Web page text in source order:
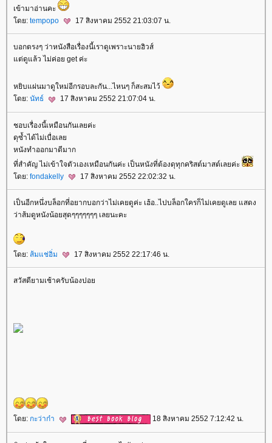
เข้ามาอ่านคะ
ดย: tempopo 17 สิงหาคม 2552 21:03:07 น.
บอกตรงๆ ว่าหนังสือเรื่องนี้เราดูเพราะนายฮิวส์
ต่ดูแล้ว ไม่ค่อย get ค่ะ
หยิบแผ่นมาดูใหม่อีกรอบละกัน...ไหนๆ ก็สะสมไว้
ดย: นัทธ์ 17 สิงหาคม 2552 21:07:04 น.
ชอบเรื่องนี้เหมือนกันเลยค่ะ
ดุซ้ำได้ไม่เบื่อเล
หนังทำออกมาดีมาก
ที่สำคัญ ไม่เข้าใจตัวเองเหมือนกันค่ะ เป็นหนังที่ต้องดุทุกคริสต์มาสต์เลยค่ะ
ดย: fondakelly 17 สิงหาคม 2552 22:02:32 น.
เป็นอีกหนึ่งบล็อกที่อยากบอกว่าไม่เคยดูค่ะ เฮ้อ..ไปบล็อกใครก็ไม่เคยดูเลย แสดง
ว่าส้มดูหนังน้อยสุดๆๆๆๆๆๆๆ เลยนะคะ
ดย: ส้มแช่อิ่ม 17 สิงหาคม 2552 22:17:46 น.
สวัสดียามเช้าครับน้องปอ
ดย: กะว่าก๋า 18 สิงหาคม 2552 7:12:42 น.